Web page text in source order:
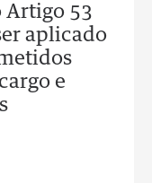
Artigo 53
aplicado
e